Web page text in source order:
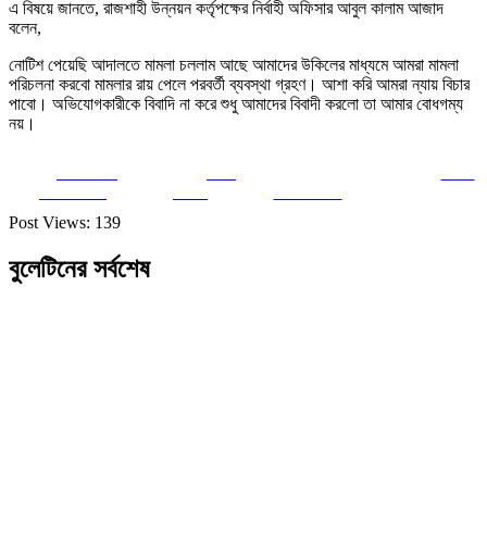
এ বিষয়ে জানতে, রাজশাহী উন্নয়ন কর্তৃপক্ষের নির্বাহী অফিসার আবুল কালাম আজাদ
বলেন,
নোটিশ পেয়েছি আদালতে মামলা চললাম আছে আমাদের উকিলের মাধ্যমে আমরা মামলা
পরিচলনা করবো মামলার রায় পেলে পরবর্তী ব্যবস্থা গ্রহণ। আশা করি আমরা ন্যায় বিচার
পাবো। অভিযোগকারীকে বিবাদি না করে শুধু আমাদের বিবাদী করলো তা আমার বোধগম্য
নয়।
Post Views: 139
বুলেটিনের সর্বশেষ